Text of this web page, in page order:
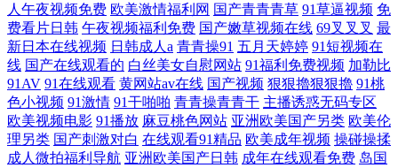
人午夜视频免费 欧美激情福利网 国产青青青草 91草逼视频 免
费看片日韩 午夜视频福利免费 国产嫩草视频在线 69叉叉叉 最
新日本在线视频 日韩成人a 青青操91 五月天婷婷 91短视频在
线 国产在线观看的 白丝美女自慰网站 91福利免费视频 加勒比
91AV 91在线观看 黄网站av在线 国产视频 狠狠擼狠狠擼 91桃
色小视频 91激情 91干啪啪 青青操青青干 主播诱惑无码专区
欧美视频电影 91播放 麻豆桃色网站 亚洲欧美国产另类 欧美伦
理另类 国产刺激对白 在线观看91精品 欧美成年视频 操碰操揉
成人微拍福利导航 亚洲欧美国产日韩 成年在线观看免费 岛国